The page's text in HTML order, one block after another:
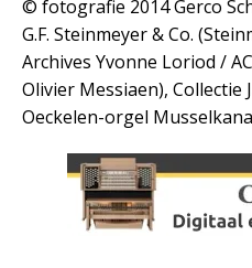
© fotografie 2014 Gerco
G.F. Steinmeyer & Co.
Archives Yvonne Loriod /
Olivier Messiaen), Collectie
Oeckelen-orgel